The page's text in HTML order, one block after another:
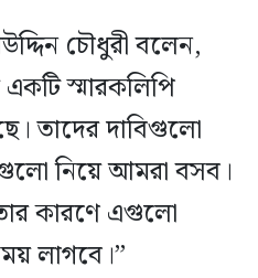
চৌধুরী বলেন,
একটি স্মারকলিপি
তাদের দাবিগুলো
নিয়ে আমরা বসব।
কারণে এগুলো
লাগবে।”